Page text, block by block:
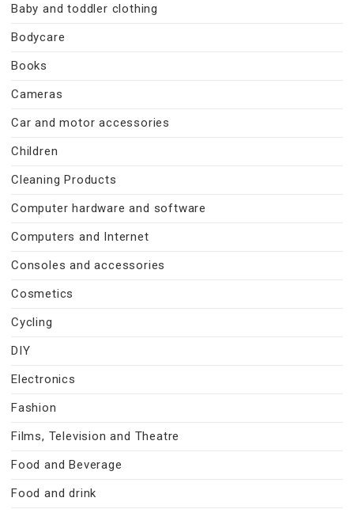
Baby and toddler clothing
Bodycare
Books
Cameras
Car and motor accessories
Children
Cleaning Products
Computer hardware and software
Computers and Internet
Consoles and accessories
Cosmetics
Cycling
DIY
Electronics
Fashion
Films, Television and Theatre
Food and Beverage
Food and drink